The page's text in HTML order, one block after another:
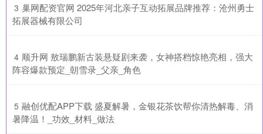
3 ​巢网配资官网 2025年河北亲子互动拓展品牌推荐：沧州勇士
拓展器械有限公司
4 ​顺升网 敖瑞鹏新古装悬疑剧来袭，女神搭档惊艳亮相，强大
阵容爆款预定_朝雪录_父亲_角色
5 ​融创优配APP下载 盛夏解暑，金银花茶饮帮你清热解毒、消
暑降温！_功效_材料_做法